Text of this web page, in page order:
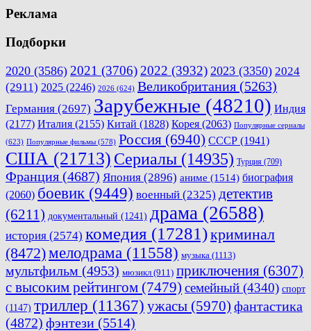
Реклама
Подборки
2020 (3586) 2021 (3706) 2022 (3932) 2023 (3350) 2024
(2911) 2025 (2246) 2026 (624) Великобритания (5263)
Германия (2697) Зарубежные (48210) Индия
(2177) Италия (2155) Китай (1828) Корея (2063) Популярные сериалы
(623) Популярные фильмы (578) Россия (6940) СССР (1941)
США (21713) Сериалы (14935) Турция (709)
Франция (4687) Япония (2896) аниме (1514) биография
(2060) боевик (9449) военный (2325) детектив
(6211) документальный (1241) драма (26588)
история (2574) комедия (17281)криминал
(8472)мелодрама (11558) музыка (1113)
мультфильм (4953) мюзикл (911) приключения (6307)
с высоким рейтингом (7479) семейный (4340) спорт
(1147) триллер (11367) ужасы (5970) фантастика
(4872) фэнтези (5514)